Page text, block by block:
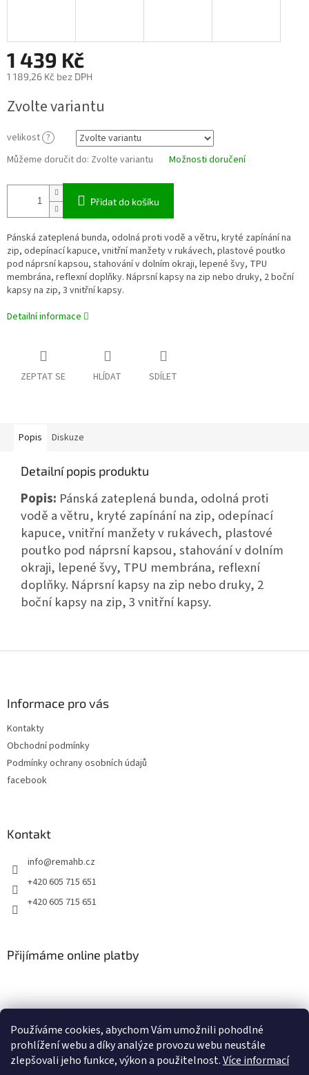
Používáme cookies, abychom Vám umožnili pohodlné
prohlížení webu a díky analýze provozu webu neustále
zlepšovali jeho funkce, výkon a použitelnost.Více informací
1 439 Kč
1 189,26 Kč bez DPH
cena:
Zvolte variantu
velikost ?
Můžeme doručit do: Zvolte variantu Možnosti doručení
Přidat do košíku
Pánská zateplená bunda, odolná proti vodě a větru, kryté zapínání na
zip, odepínací kapuce, vnitřní manžety v rukávech, plastové poutko
pod náprsní kapsou, stahování v dolním okraji, lepené švy, TPU
membrána, reflexní doplňky. Náprsní kapsy na zip nebo druky, 2 boční
kapsy na zip, 3 vnitřní kapsy.
Detailní informace
ZEPTAT SE HLÍDAT SDÍLET
Popis Diskuze
Detailní popis produktu
Popis: Pánská zateplená bunda, odolná proti
vodě a větru, kryté zapínání na zip, odepínací
kapuce, vnitřní manžety v rukávech, plastové
poutko pod náprsní kapsou, stahování v dolním
okraji, lepené švy, TPU membrána, reflexní
doplňky. Náprsní kapsy na zip nebo druky, 2
boční kapsy na zip, 3 vnitřní kapsy.
Informace pro vás
Kontakty
Obchodní podmínky
Podmínky ochrany osobních údajů
facebook
Kontakt
info@remahb.cz
+420 605 715 651
+420 605 715 651
Přijímáme online platby